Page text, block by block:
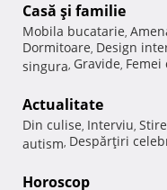
Casă şi familie
Mobila bucatarie,
Dormitoare, Design
singura, Gravide, Femei
Actualitate
Din culise, Interviu,
autism, Despărţiri
Horoscop